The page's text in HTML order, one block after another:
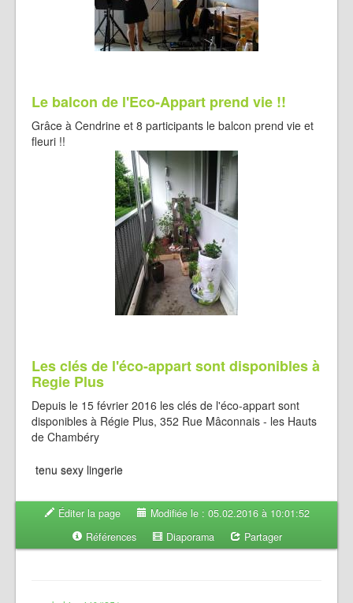
Le balcon de l'Eco-Appart prend vie !!
Grâce à Cendrine et 8 participants le balcon prend vie et
fleuri !!
Les clés de l'éco-appart sont disponibles à
Regie Plus
Depuis le 15 février 2016 les clés de l'éco-appart sont
disponibles à Régie Plus, 352 Rue Mâconnais - les Hauts
de Chambéry
tenu sexy lingerie
Éditer la page
Modifiée le : 05.02.2016 à 10:01:52
Références
Diaporama Partager